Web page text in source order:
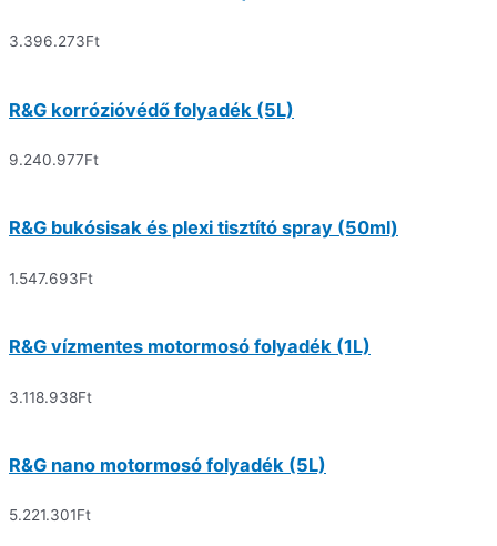
3.396.273Ft
R&G korrózióvédő folyadék (5L)
9.240.977Ft
R&G bukósisak és plexi tisztító spray (50ml)
1.547.693Ft
R&G vízmentes motormosó folyadék (1L)
3.118.938Ft
R&G nano motormosó folyadék (5L)
5.221.301Ft